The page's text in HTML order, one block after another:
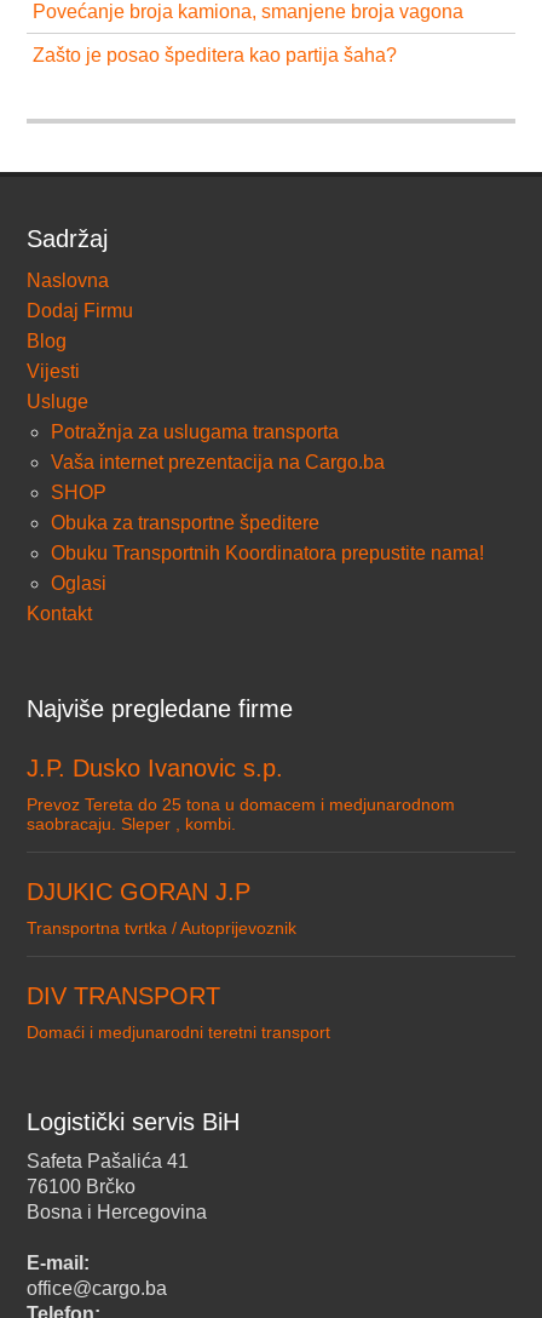
Povećanje broja kamiona, smanjene broja vagona
Zašto je posao špeditera kao partija šaha?
Sadržaj
Naslovna
Dodaj Firmu
Blog
Vijesti
Usluge
Potražnja za uslugama transporta
Vaša internet prezentacija na Cargo.ba
SHOP
Obuka za transportne špeditere
Obuku Transportnih Koordinatora prepustite nama!
Oglasi
Kontakt
Najviše pregledane firme
J.P. Dusko Ivanovic s.p.
Prevoz Tereta do 25 tona u domacem i medjunarodnom
saobracaju. Sleper , kombi.
DJUKIC GORAN J.P
Transportna tvrtka / Autoprijevoznik
DIV TRANSPORT
Domaći i medjunarodni teretni transport
Logistički servis BiH
Safeta Pašalića 41
76100 Brčko
Bosna i Hercegovina
E-mail:
office@cargo.ba
Telefon: